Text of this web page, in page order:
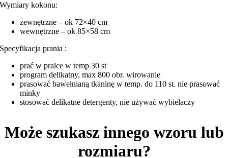
Wymiary kokonu:
zewnętrzne – ok 72×40 cm
wewnętrzne – ok 85×58 cm
Specyfikacja prania :
prać w pralce w temp 30 st
program delikatny, max 800 obr. wirowanie
prasować bawełnianą tkaninę w temp. do 110 st. nie prasować
minky
stosować delikatne detergenty, nie używać wybielaczy
Może szukasz innego wzoru lub
rozmiaru?